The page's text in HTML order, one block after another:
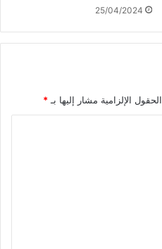
25/04/2024
الحقول الإلزامية مشار إليها بـ *